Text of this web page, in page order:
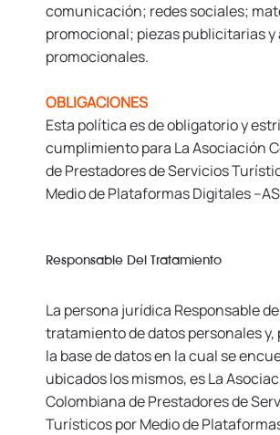
comunicación; redes sociales;
promocional; piezas publicitarias
promocionales.
OBLIGACIONES
Esta política es de obligatorio y
cumplimiento para La Asociación
de Prestadores de Servicios
Medio de Plataformas Digitales
Responsable Del Tratamiento
La persona jurídica Responsable
tratamiento de datos personales y,
la base de datos en la cual se
ubicados los mismos, es La
Colombiana de Prestadores de
Turísticos por Medio de